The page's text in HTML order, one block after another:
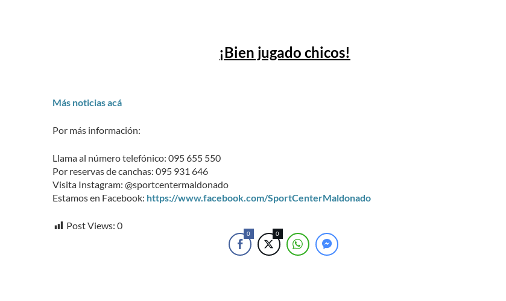
¡Bien jugado chicos!
Más noticias acá
Por más información:
Llama al número telefónico: 095 655 550
Por reservas de canchas: 095 931 646
Visita Instagram: @sportcentermaldonado
Estamos en Facebook: https://www.facebook.com/SportCenterMaldonado
Post Views: 0
0 0